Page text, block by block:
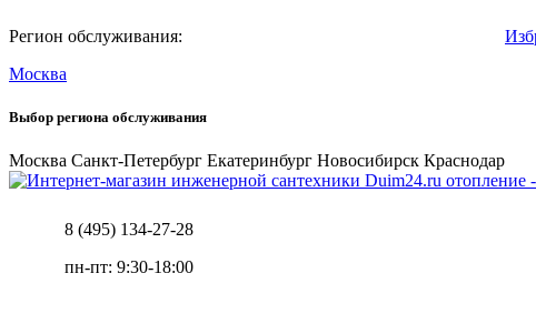
Регион обслуживания:
Москва
Выбор региона обслуживания
Москва Санкт-Петербург Екатеринбург Новосибирск Краснодар
отопление
8 (495) 134-27-28
пн-пт: 9:30-18:00